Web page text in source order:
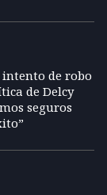
de robo
de Delcy
seguros